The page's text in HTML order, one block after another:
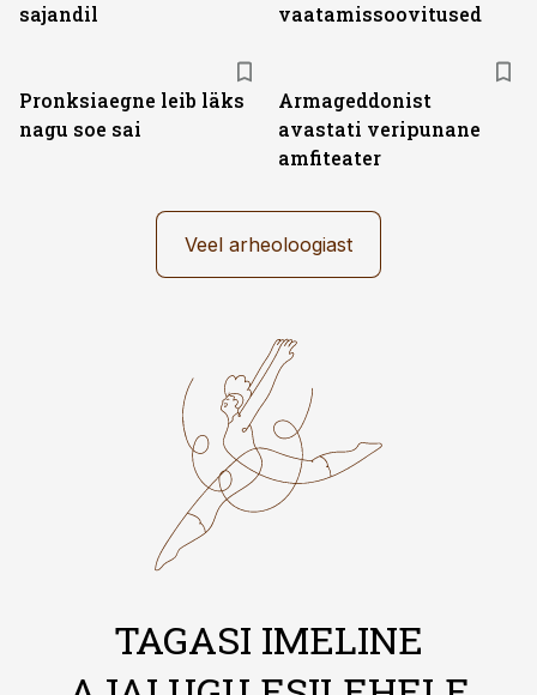
sajandil
vaatamissoovitused
Pronksiaegne leib läks
nagu soe sai
Armageddonist
avastati veripunane
amfiteater
Veel arheoloogiast
TAGASI IMELINE